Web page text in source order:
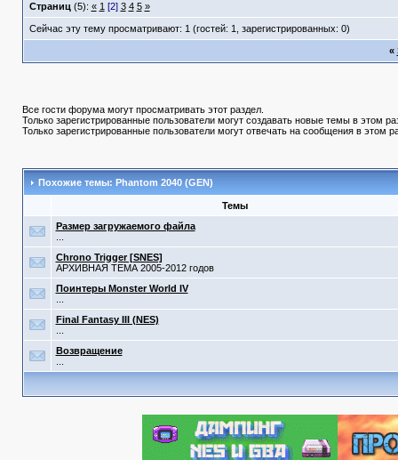
Страниц (5): « 1 [2] 3 4 5 »
Сейчас эту тему просматривают: 1 (гостей: 1, зарегистрированных: 0)
«
Все гости форума могут просматривать этот раздел.
Только зарегистрированные пользователи могут создавать новые темы в этом
Только зарегистрированные пользователи могут отвечать на сообщения в этом
Похожие темы: Phantom 2040 (GEN)
Темы
Размер загружаемого файла
Chrono Trigger [SNES]
АРХИВНАЯ ТЕМА 2005-2012 годов
Поинтеры Monster World IV
Final Fantasy III (NES)
Возвращение